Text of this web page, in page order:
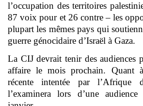
l’occupation des territoires
87 voix pour et 26 contre – les
plupart les mêmes pays qui
guerre génocidaire d’Israël à Gaza.
La CIJ devrait tenir des audiences
affaire le mois prochain. Quant
récente intentée par
l’examinera lors d’une